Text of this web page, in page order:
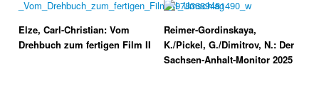
Elze, Carl-Christian: Vom
Drehbuch zum fertigen Film II
Reimer-Gordinskaya,
K./Pickel, G./Dimitrov, N.: Der
Sachsen-Anhalt-Monitor 2025